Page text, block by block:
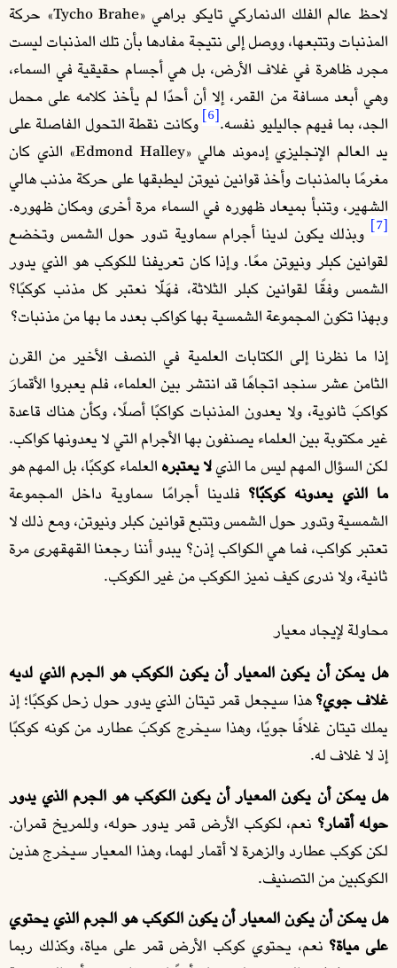
لاحظ عالم الفلك الدنماركي تايكو براهي «Tycho Brahe» حركة
المذنبات وتتبعها، ووصل إلى نتيجة مفادها بأن تلك المذنبات ليست
مجرد ظاهرة في غلاف الأرض، بل هي أجسام حقيقية في السماء،
وهي أبعد مسافة من القمر، إلا أن أحدًا لم يأخذ كلامه على محمل
الجد، بما فيهم جاليليو نفسه.[6]
وكانت نقطة التحول الفاصلة على
يد العالم الإنجليزي إدموند هالي «Edmond Halley» الذي كان
مغرمًا بالمذنبات وأخذ قوانين نيوتن ليطبقها على حركة مذنب هالي
الشهير، وتنبأ بميعاد ظهوره في السماء مرة أخرى ومكان ظهوره.
[7]
وبذلك يكون لدينا أجرام سماوية تدور حول الشمس وتخضع
لقوانين كبلر ونيوتن معًا. وإذا كان تعريفنا للكوكب هو الذي يدور
الشمس وفقًا لقوانين كبلر الثلاثة، فهَلّا نعتبر كل مذنب كوكبًا؟
وبهذا تكون المجموعة الشمسية بها كواكب بعدد ما بها من مذنبات؟
إذا ما نظرنا إلى الكتابات العلمية في النصف الأخير من القرن
الثامن عشر سنجد اتجاهًا قد انتشر بين العلماء، فلم يعبروا الأقمارَ
كواكبَ ثانوية، ولا يعدون المذنبات كواكبًا أصلًا، وكأن هناك قاعدة
غير مكتوبة بين العلماء يصنفون بها الأجرام التي لا يعدونها كواكب.
لكن السؤال المهم ليس ما الذيلا يعتبره العلماء كوكبًا، بل المهم هو
ما الذي يعدونه كوكبًا؟ فلدينا أجرامًا سماوية داخل المجموعة
الشمسية وتدور حول الشمس وتتبع قوانين كبلر ونيوتن، ومع ذلك لا
تعتبر كواكب، فما هي الكواكب إذن؟ يبدو أننا رجعنا القهقهرى مرة
ثانية، ولا ندرى كيف نميز الكوكب من غير الكوكب.
محاولة لإيجاد معيار
هل يمكن أن يكون المعيار أن يكون الكوكب هو الجرم الذي لديه
غلاف جوي؟هذا سيجعل قمر تيتان الذي يدور حول زحل كوكبًا؛ إذ
يملك تيتان غلافًا جويًا، وهذا سيخرج كوكبَ عطارد من كونه كوكبًا
إذ لا غلاف له.
هل يمكن أن يكون المعيار أن يكون الكوكب هو الجرم الذي يدور
حوله أقمار؟ نعم، لكوكب الأرض قمر يدور حوله، وللمريخ قمران.
لكن كوكب عطارد والزهرة لا أقمار لهما، وهذا المعيار سيخرج هذين
الكوكبين من التصنيف.
هل يمكن أن يكون المعيار أن يكون الكوكب هو الجرم الذي يحتوي
على مياة؟ نعم، يحتوي كوكب الأرض قمر على مياة، وكذلك ربما